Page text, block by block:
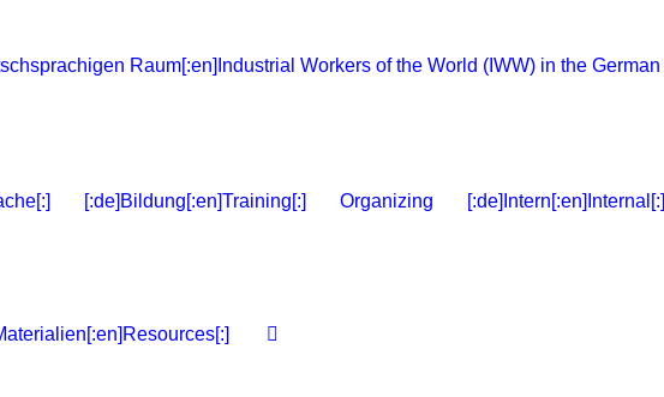
[:de]Bildung[:en]Training[:] Organizing [:de]Intern[:en]Internal[:]